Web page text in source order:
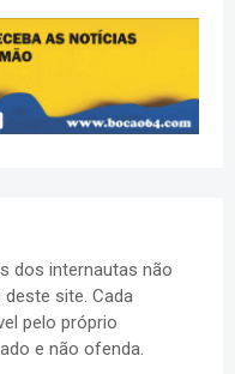
dos internautas não
site. Cada
pelo próprio
e não ofenda.